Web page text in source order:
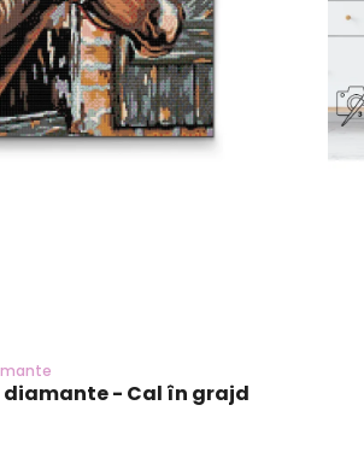
diamante - Cal în grajd